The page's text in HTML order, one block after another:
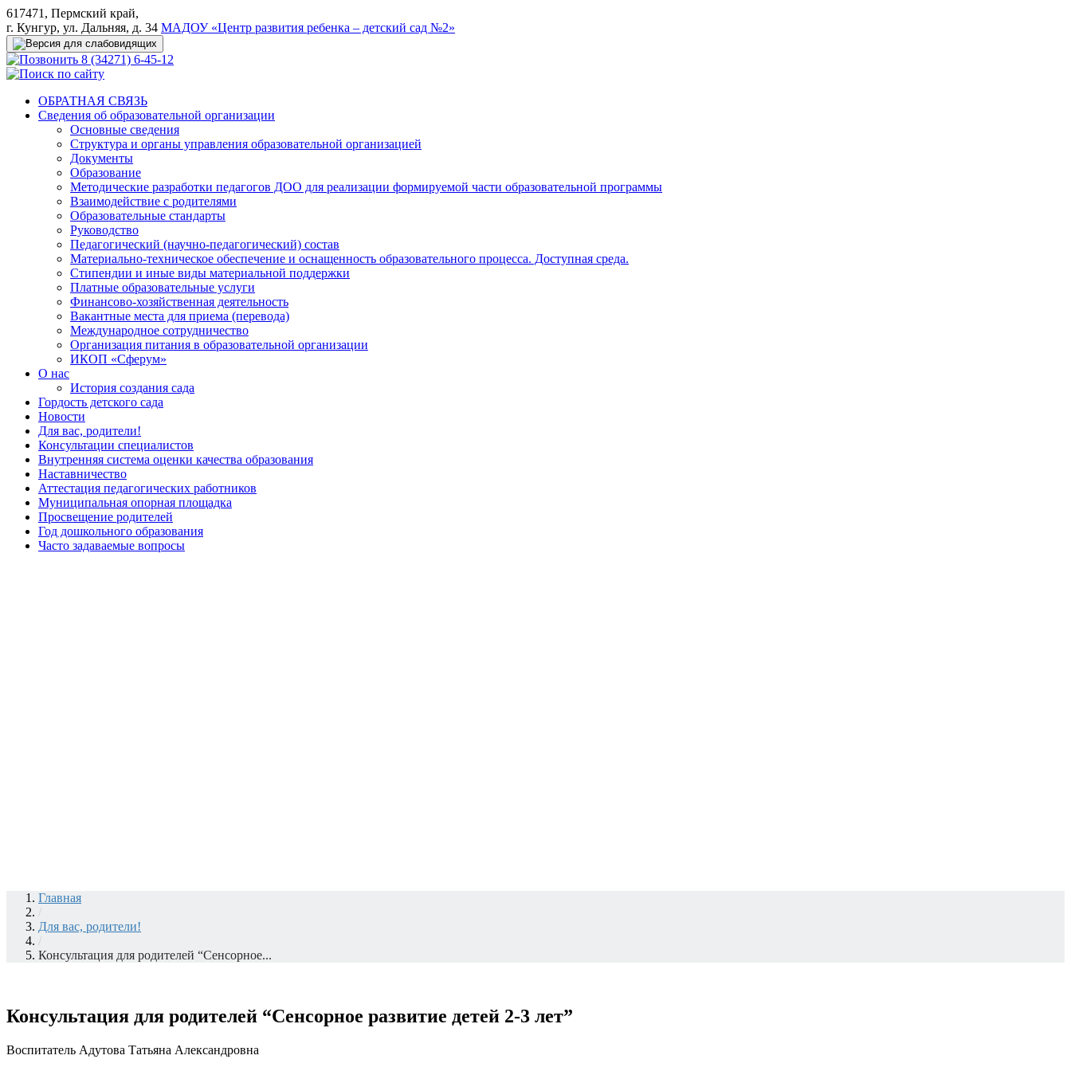
617471, Пермский край,
г. Кунгур, ул. Дальняя, д. 34 МАДОУ «Центр развития ребенка – детский сад №2»
8 (34271) 6-45-12
ОБРАТНАЯ СВЯЗЬ
Сведения об образовательной организации
Основные сведения
Структура и органы управления образовательной организацией
Документы
Образование
Методические разработки педагогов ДОО для реализации формируемой части образовательной программы
Взаимодействие с родителями
Образовательные стандарты
Руководство
Педагогический (научно-педагогический) состав
Материально-техническое обеспечение и оснащенность образовательного процесса. Доступная среда.
Стипендии и иные виды материальной поддержки
Платные образовательные услуги
Финансово-хозяйственная деятельность
Вакантные места для приема (перевода)
Международное сотрудничество
Организация питания в образовательной организации
ИКОП «Сферум»
О нас
История создания сада
Гордость детского сада
Новости
Для вас, родители!
Консультации специалистов
Внутренняя система оценки качества образования
Наставничество
Аттестация педагогических работников
Муниципальная опорная площадка
Просвещение родителей
Год дошкольного образования
Часто задаваемые вопросы
Главная
/
Для вас, родители!
/
Консультация для родителей “Сенсорное...
Консультация для родителей “Сенсорное развитие детей 2-3 лет”
Воспитатель Адутова Татьяна Александровна